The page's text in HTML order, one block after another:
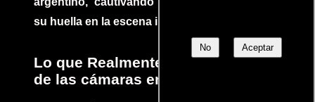
No Aceptar
su huella en la escena internacional.
Lo que Realmente Sucedió detrás
de las cámaras en Jurassic Park